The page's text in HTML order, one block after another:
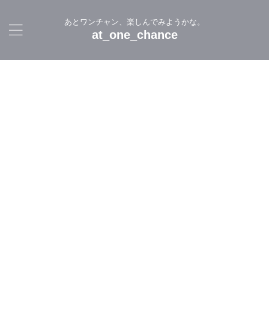
あとワンチャン、楽しんでみようかな。
at_one_chance